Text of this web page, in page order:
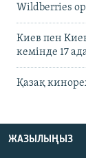
Wildberries
Киев пен
кемінде 17
Қазақ
ЖАЗЫЛЫҢЫЗ